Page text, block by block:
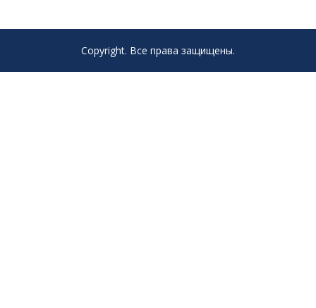
Copyright. Все права защищены.